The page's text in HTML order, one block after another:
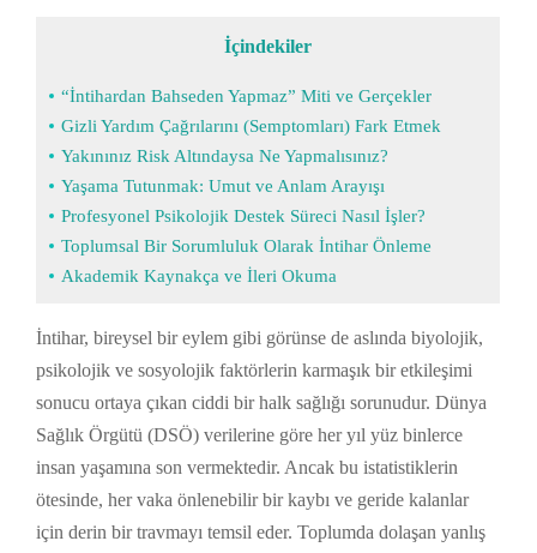
İçindekiler
“İntihardan Bahseden Yapmaz” Miti ve Gerçekler
Gizli Yardım Çağrılarını (Semptomları) Fark Etmek
Yakınınız Risk Altındaysa Ne Yapmalısınız?
Yaşama Tutunmak: Umut ve Anlam Arayışı
Profesyonel Psikolojik Destek Süreci Nasıl İşler?
Toplumsal Bir Sorumluluk Olarak İntihar Önleme
Akademik Kaynakça ve İleri Okuma
İntihar, bireysel bir eylem gibi görünse de aslında biyolojik,
psikolojik ve sosyolojik faktörlerin karmaşık bir etkileşimi
sonucu ortaya çıkan ciddi bir halk sağlığı sorunudur. Dünya
Sağlık Örgütü (DSÖ) verilerine göre her yıl yüz binlerce
insan yaşamına son vermektedir. Ancak bu istatistiklerin
ötesinde, her vaka önlenebilir bir kaybı ve geride kalanlar
için derin bir travmayı temsil eder. Toplumda dolaşan yanlış